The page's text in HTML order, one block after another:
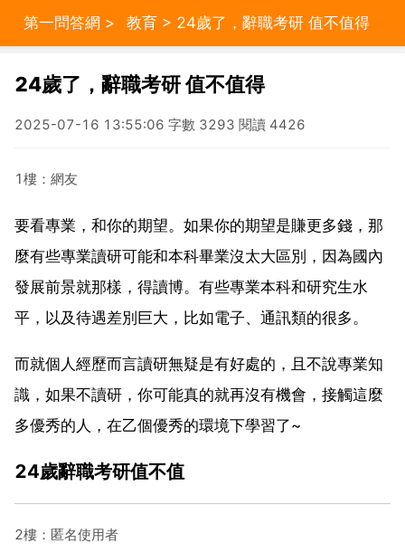
第一問答網 > 教育 > 24歲了，辭職考研 值不值得
24歲了，辭職考研 值不值得
2025-07-16 13:55:06 字數 3293 閱讀 4426
1樓：網友
要看專業，和你的期望。如果你的期望是賺更多錢，那
麼有些專業讀研可能和本科畢業沒太大區別，因為國內
發展前景就那樣，得讀博。有些專業本科和研究生水
平，以及待遇差別巨大，比如電子、通訊類的很多。
而就個人經歷而言讀研無疑是有好處的，且不說專業知
識，如果不讀研，你可能真的就再沒有機會，接觸這麼
多優秀的人，在乙個優秀的環境下學習了~
24歲辭職考研值不值
2樓：匿名使用者